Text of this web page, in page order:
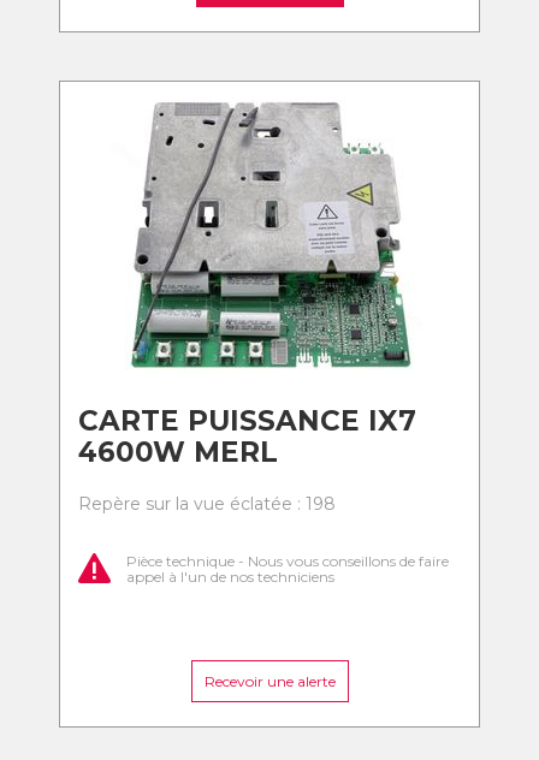
CARTE PUISSANCE IX7
4600W MERL
Repère sur la vue éclatée : 198
Pièce technique - Nous vous conseillons de faire
appel à l'un de nos techniciens
Recevoir une alerte